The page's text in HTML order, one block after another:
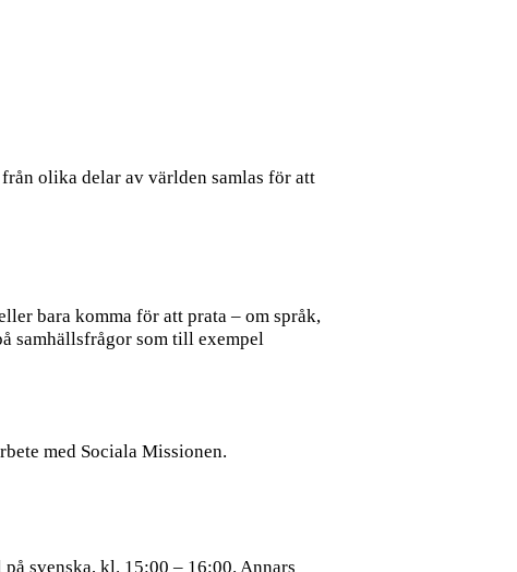
olika delar av världen samlas för att
bara komma för att prata – om språk,
samhällsfrågor som till exempel
med Sociala Missionen.
svenska, kl. 15:00 – 16:00. Annars